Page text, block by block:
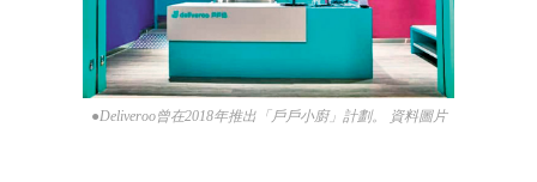
●Deliveroo曾在2018年推出「戶戶小廚」計劃。 資料圖片